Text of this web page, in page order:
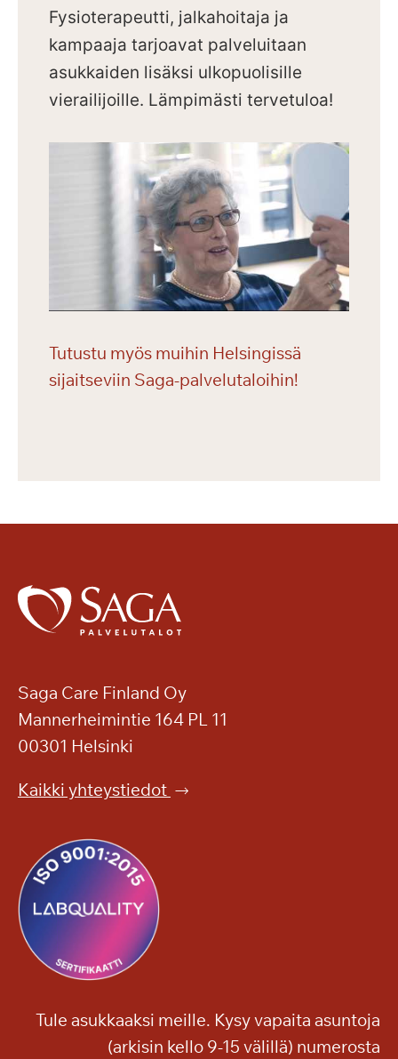
Fysioterapeutti, jalkahoitaja ja
kampaaja tarjoavat palveluitaan
asukkaiden lisäksi ulkopuolisille
vierailijoille. Lämpimästi tervetuloa!
Tutustu myös muihin Helsingissä
sijaitseviin Saga-palvelutaloihin!
Saga Care Finland Oy
Mannerheimintie 164 PL 11
00301 Helsinki
Kaikki yhteystiedot
Tule asukkaaksi meille. Kysy vapaita asuntoja
(arkisin kello 9-15 välillä) numerosta